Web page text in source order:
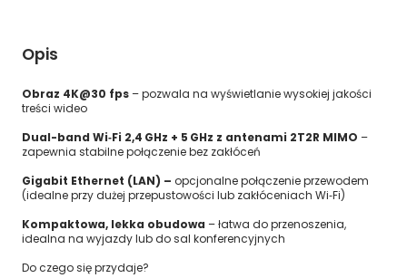
Opis
Obraz 4K@30 fps – pozwala na wyświetlanie wysokiej jakości
treści wideo
Dual-band Wi‑Fi 2,4 GHz + 5 GHz z antenami 2T2R MIMO –
zapewnia stabilne połączenie bez zakłóceń
Gigabit Ethernet (LAN) – opcjonalne połączenie przewodem
(idealne przy dużej przepustowości lub zakłóceniach Wi‑Fi)
Kompaktowa, lekka obudowa – łatwa do przenoszenia,
idealna na wyjazdy lub do sal konferencyjnych
Do czego się przydaje?